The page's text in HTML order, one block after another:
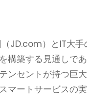
JD.com）とIT大
構築する見通しで
ンセントが持つ巨
マートサービスの実